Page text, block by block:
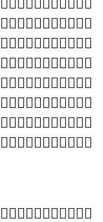
𖘓𖘔𖘕𖘖𖘗𖘘𖘙𖘚𖘛𖘜𖘝
𖘱𖘲𖘳𖘴𖘵𖘶𖘷𖘸𖘹𖘺𖘻
𖙏𖙐𖙑𖙒𖙓𖙔𖙕𖙖𖙗𖙘𖙙
𖙭𖙮𖙯𖙰𖙱𖙲𖙳𖙴𖙵𖙶𖙷
𖚋𖚌𖚍𖚎𖚏𖚐𖚑𖚒𖚓𖚔𖚕
𖚩𖚪𖚫𖚬𖚭𖚮𖚯𖚰𖚱𖚲𖚳
𖛇𖛈𖛉𖛊𖛋𖛌𖛍𖛎𖛏𖛐𖛑
𖛥𖛦𖛧𖛨𖛩𖛪𖛫𖛬𖛭𖛮𖛯
𖜓𖜔𖜕𖜖𖜗𖜘𖜙𖜚𖜛𖜜𖜝